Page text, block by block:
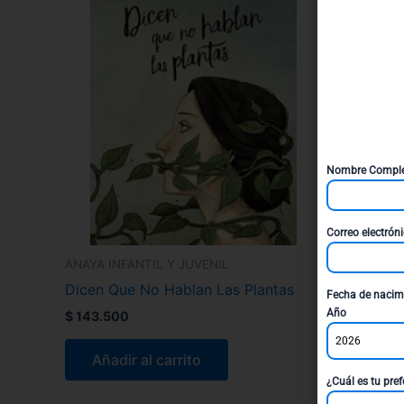
ANAYA INFANTIL Y JUVENIL
Dicen Que No Hablan Las Plantas
$ 143.500
Añadir al carrito
Nombre
Correo
Fecha de
Año
2026
¿Cuál es tu